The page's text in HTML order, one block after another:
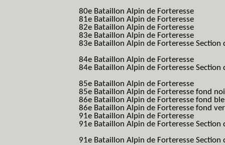
80e Bataillon Alpin de Forteresse
81e Bataillon Alpin de Forteresse
82e Bataillon Alpin de Forteresse
83e Bataillon Alpin de Forteresse
83e Bataillon Alpin de Forteresse
84e Bataillon Alpin de Forteresse
84e Bataillon Alpin de Forteresse
85e Bataillon Alpin de Forteresse
85e Bataillon Alpin de Forteresse fond
86e Bataillon Alpin de Forteresse fond
86e Bataillon Alpin de Forteresse fond
91e Bataillon Alpin de Forteresse
91e Bataillon Alpin de Forteresse
91e Bataillon Alpin de Forteresse